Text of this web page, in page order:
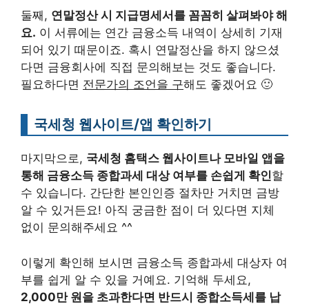
둘째, 연말정산 시 지급명세서를 꼼꼼히 살펴봐야 해
요. 이 서류에는 연간 금융소득 내역이 상세히 기재
되어 있기 때문이죠. 혹시 연말정산을 하지 않으셨
다면 금융회사에 직접 문의해보는 것도 좋습니다.
필요하다면 전문가의 조언을 구해도 좋겠어요 🙂
국세청 웹사이트/앱 확인하기
마지막으로, 국세청 홈택스 웹사이트나 모바일 앱을
통해 금융소득 종합과세 대상 여부를 손쉽게 확인할
수 있습니다. 간단한 본인인증 절차만 거치면 금방
알 수 있거든요! 아직 궁금한 점이 더 있다면 지체
없이 문의해주세요 ^^
이렇게 확인해 보시면 금융소득 종합과세 대상자 여
부를 쉽게 알 수 있을 거예요. 기억해 두세요,
2,000만 원을 초과한다면 반드시 종합소득세를 납